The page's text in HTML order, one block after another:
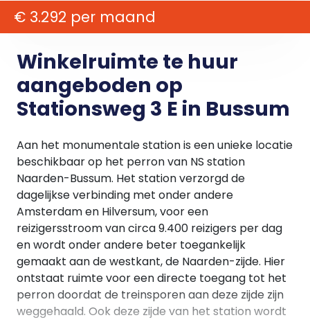
€ 3.292 per maand
Winkelruimte te huur
aangeboden op
Stationsweg 3 E in Bussum
Aan het monumentale station is een unieke locatie
beschikbaar op het perron van NS station
Naarden-Bussum. Het station verzorgd de
dagelijkse verbinding met onder andere
Amsterdam en Hilversum, voor een
reizigersstroom van circa 9.400 reizigers per dag
en wordt onder andere beter toegankelijk
gemaakt aan de westkant, de Naarden-zijde. Hier
ontstaat ruimte voor een directe toegang tot het
perron doordat de treinsporen aan deze zijde zijn
weggehaald. Ook deze zijde van het station wordt